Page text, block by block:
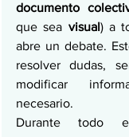
documento
que sea visual) a
abre un debate.
resolver dudas,
modificar
necesario.
Durante todo